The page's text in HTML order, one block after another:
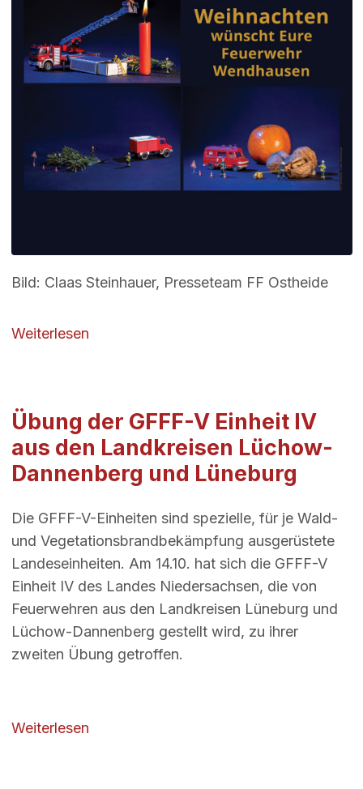
Bild: Claas Steinhauer, Presseteam FF Ostheide
Weiterlesenüber Frohe Weihnachten und alles Gute
Übung der GFFF-V Einheit IV
aus den Landkreisen Lüchow-
Dannenberg und Lüneburg
Die GFFF-V-Einheiten sind spezielle, für je Wald-
und Vegetationsbrandbekämpfung ausgerüstete
Landeseinheiten. Am 14.10. hat sich die GFFF-V
Einheit IV des Landes Niedersachsen, die von
Feuerwehren aus den Landkreisen Lüneburg und
Lüchow-Dannenberg gestellt wird, zu ihrer
zweiten Übung getroffen.
Weiterlesenüber Übung der GFFF-V Einheit IV aus